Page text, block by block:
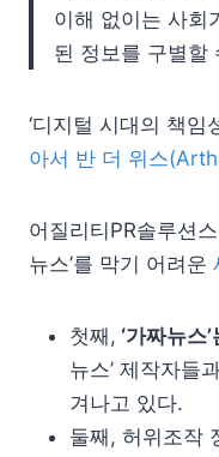
이해 없이는 사회
된 정보를 구별할
‘디지털 시대의 책임
아서 반 더 위스
어질리티PR솔루션
뉴스’를 막기 어려운
첫째, ‘가짜뉴스
뉴스’ 제작자들
겨나고 있다.
둘째, 허위조작